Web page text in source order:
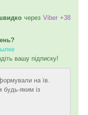
через Viber +38
вашу підписку!
на їв.
будь-яким із